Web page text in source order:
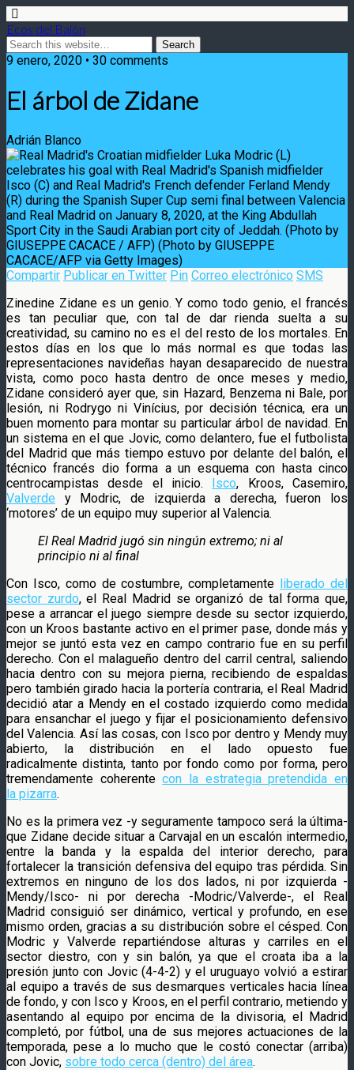
Ecos del Balón
9 enero, 2020 • 30 comments
El árbol de Zidane
Adrián Blanco
Compartir Publicar en Twitter Pin Correo electrónico SMS
Zinedine Zidane es un genio. Y como todo genio, el francés
es tan peculiar que, con tal de dar rienda suelta a su
creatividad, su camino no es el del resto de los mortales. En
estos días en los que lo más normal es que todas las
representaciones navideñas hayandesaparecido de nuestra
vista, como poco hasta dentro de once meses y medio,
Zidane consideró ayer que, sin Hazard, Benzema ni Bale, por
lesión, ni Rodrygo ni Vinícius, por decisión técnica, era un
buen momento para montar su particular árbol de navidad. En
un sistema en el que Jovic, como delantero, fue el futbolista
del Madrid que más tiempo estuvo por delante del balón, el
técnico francés dio forma a un esquema con hasta cinco
centrocampistas desde el inicio. Isco, Kroos, Casemiro,
Valverde y Modric, de izquierda a derecha, fueron los
‘motores’ de un equipo muy superior al Valencia.
El Real Madrid jugó sin ningún extremo; ni al
principio ni al final
Con Isco, como de costumbre, completamente liberado del
sector zurdo, el Real Madrid se organizó de tal forma que,
pese a arrancar el juego siempre desde su sector izquierdo,
con un Kroos bastante activo en el primer pase, donde más y
mejor se juntó esta vez en campo contrario fue en su perfil
derecho. Con el malagueño dentro del carril central, saliendo
hacia dentro con su mejora pierna, recibiendo de espaldas
pero también girado hacia la portería contraria, el Real Madrid
decidió atar a Mendy en el costado izquierdo como medida
para ensanchar el juego y fijar el posicionamiento defensivo
del Valencia. Así las cosas, con Isco por dentro y Mendy muy
abierto, la distribución en el lado opuesto fue
radicalmente distinta, tanto por fondo como por forma, pero
tremendamente coherentecon la estrategia pretendida en
la pizarra.
No es la primera vez -y seguramente tampoco será la última-
que Zidane decide situar a Carvajal en un escalón intermedio,
entre la banda y la espalda del interior derecho, para
fortalecer la transición defensiva del equipo tras pérdida. Sin
extremos en ninguno de los dos lados, ni por izquierda -
Mendy/Isco- ni por derecha -Modric/Valverde-, el Real
Madrid consiguió ser dinámico, vertical y profundo, en ese
mismo orden, gracias a su distribución sobre el césped. Con
Modric y Valverde repartiéndose alturas y carriles en el
sector diestro, con y sin balón, ya que el croata iba a la
presión junto con Jovic (4-4-2) y el uruguayo volvió a estirar
al equipo a través de sus desmarques verticales hacia línea
de fondo, y con Isco y Kroos, en el perfil contrario, metiendo y
asentando al equipo por encima de la divisoria, el Madrid
completó, por fútbol, una de sus mejores actuaciones de la
temporada, pese a lo mucho que le costó conectar (arriba)
con Jovic, sobre todo cerca (dentro) del área.